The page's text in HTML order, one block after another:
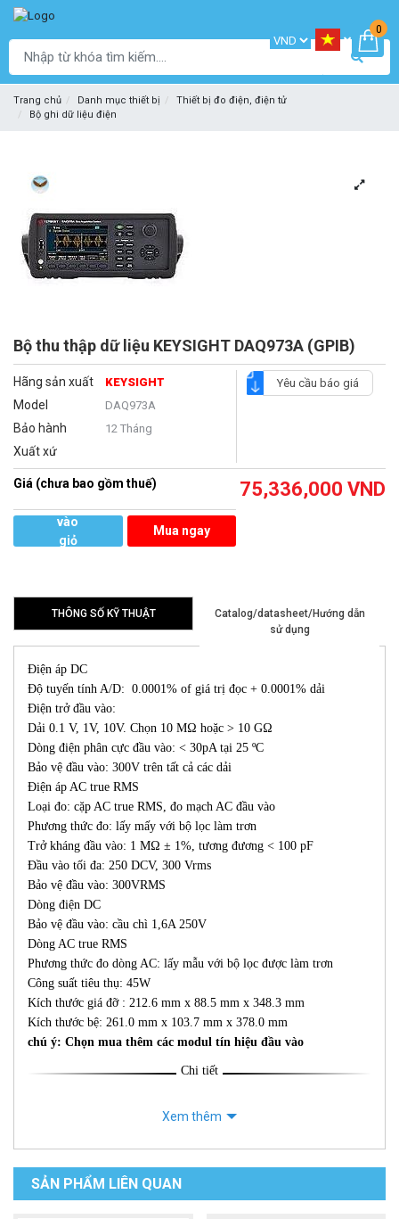
0
Trang chủ Danh mục thiết bị
Thiết bị đo điện, điện tử
Bộ ghi dữ liệu điện
Bộ thu thập dữ liệu KEYSIGHT DAQ973A (GPIB)
Hãng sản xuất KEYSIGHT
Model DAQ973A
Bảo hành 12 Tháng
Xuất xứ
Yêu cầu báo giá
Giá (chưa bao gồm thuế) 75,336,000 VND
vào
giỏ
Mua ngay
THÔNG SỐ KỸ THUẬT
Catalog/datasheet/Hướng dẫn
sử dụng
Điện áp DC
Độ tuyến tính A/D: 0.0001% of giá trị đọc + 0.0001% dải
Điện trở đầu vào:
Dải 0.1 V, 1V, 10V. Chọn 10 MΩ hoặc > 10 GΩ
Dòng điện phân cực đầu vào: < 30pA tại 25 ºC
Bảo vệ đầu vào: 300V trên tất cả các dải
Điện áp AC true RMS
Loại đo: cặp AC true RMS, đo mạch AC đầu vào
Phương thức đo: lấy mấy với bộ lọc làm trơn
Trở kháng đầu vào: 1 MΩ ± 1%, tương đương < 100 pF
Đầu vào tối đa: 250 DCV, 300 Vrms
Bảo vệ đầu vào: 300VRMS
Dòng điện DC
Bảo vệ đầu vào: cầu chì 1,6A 250V
Dòng AC true RMS
Phương thức đo dòng AC: lấy mẫu với bộ lọc được làm trơn
Công suất tiêu thụ: 45W
Kích thước giá đỡ : 212.6 mm x 88.5 mm x 348.3 mm
Kích thước bệ: 261.0 mm x 103.7 mm x 378.0 mm
chú ý: Chọn mua thêm các modul tín hiệu đầu vào
Chi tiết
Xem thêm
SẢN PHẨM LIÊN QUAN